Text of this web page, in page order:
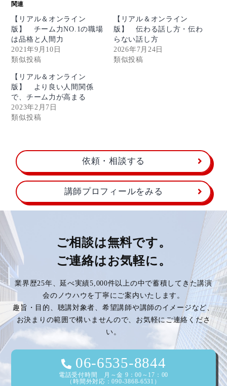
関連
【リアル＆オンライン
版】 チーム力NO.1の職場
は品格と人間力
2021年9月10日
類似投稿
【リアル＆オンライン
版】 伝わる話し方・伝わ
らない話し方
2026年7月24日
類似投稿
【リアル＆オンライン
版】 より良い人間関係
で、チーム力が高まる
2023年2月7日
類似投稿
依頼・相談する
講師プロフィールをみる
ご相談は無料です。
ご連絡はお気軽に。
業界歴25年、延べ実績5,000件以上の中で蓄積してきた講演
会のノウハウを丁寧にご案内いたします。
趣旨・目的、聴講対象者、希望講師や講師のイメージなど、
お決まりの範囲で構いませんので、お気軽にご連絡くださ
い。
06-6535-8844
電話受付時間 月～金 9：00～17：00
（時間外対応：090-3868-6531）